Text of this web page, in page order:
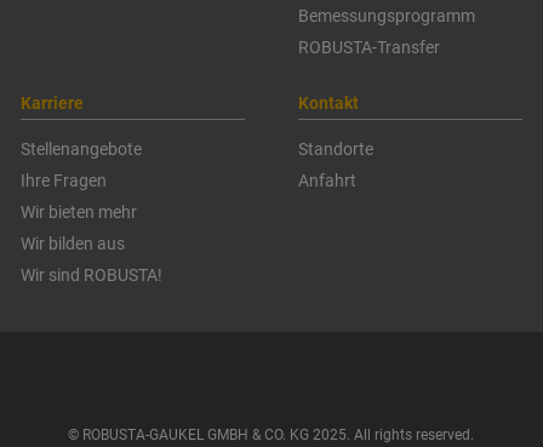
Bemessungsprogramm
ROBUSTA-Transfer
Karriere
Stellenangebote
Ihre Fragen
Wir bieten mehr
Wir bilden aus
Wir sind ROBUSTA!
Kontakt
Standorte
Anfahrt
© ROBUSTA-GAUKEL GMBH & CO. KG 2025. All rights reserved.